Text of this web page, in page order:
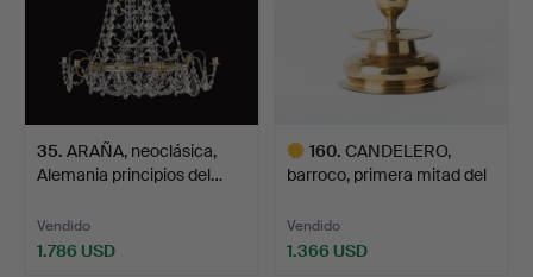
35. ARAÑA, neoclásica,
Alemania principios del…
Vendido
1.786 USD
160. CANDELERO,
barroco, primera mitad del
Vendido
1.366 USD